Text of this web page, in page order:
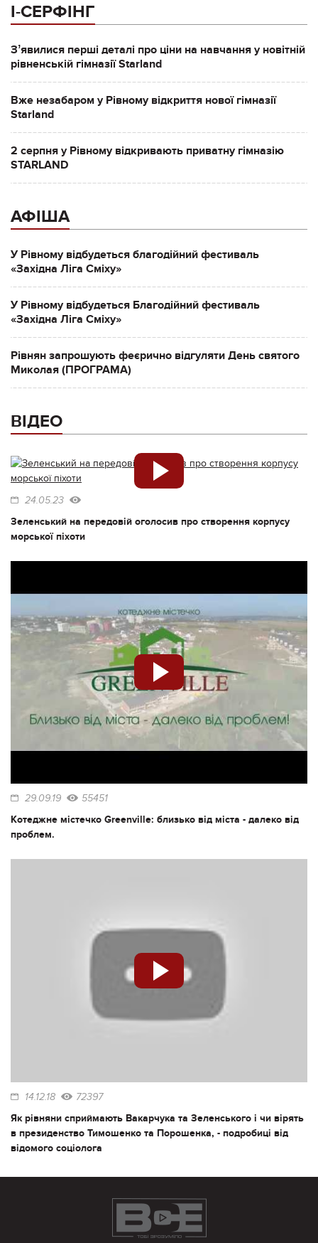
І-СЕРФІНГ
Зʼявилися перші деталі про ціни на навчання у новітній
рівненській гімназії Starland
Вже незабаром у Рівному відкриття нової гімназії
Starland
2 серпня у Рівному відкривають приватну гімназію
STARLAND
АФІША
У Рівному відбудеться благодійний фестиваль
«Західна Ліга Сміху»
У Рівному відбудеться Благодійний фестиваль
«Західна Ліга Сміху»
Рівнян запрошують феєрично відгуляти День святого
Миколая (ПРОГРАМА)
ВІДЕО
24.05.23
Зеленський на передовій оголосив про створення корпусу
морської піхоти
29.09.19 55451
Котеджне містечко Greenville: близько від міста - далеко від
проблем.
14.12.18 72397
Як рівняни сприймають Вакарчука та Зеленського і чи вірять
в президенство Тимошенко та Порошенка, - подробиці від
відомого соціолога